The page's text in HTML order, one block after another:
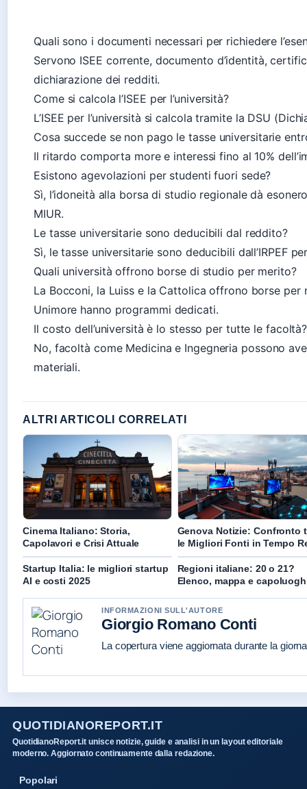
Quali sono i documenti necessari per richiedere
Servono ISEE corrente, documento d’identità,
dichiarazione dei redditi.
Come si calcola l’ISEE per l’università?
L’ISEE per l’università si calcola tramite la DSU
Cosa succede se non pago le tasse universitarie
Il ritardo comporta more e interessi fino al 10%
Esistono agevolazioni per studenti fuori sede?
Sì, l’idoneità alla borsa di studio regionale dà
MIUR.
Le tasse universitarie sono deducibili dal reddito?
Sì, le tasse universitarie sono deducibili dall’IRPEF
Quali università offrono borse di studio per merito?
La Bocconi, la Luiss e la Cattolica offrono borse
Unimore hanno programmi dedicati.
Il costo dell’università è lo stesso per tutte le facoltà?
No, facoltà come Medicina e Ingegneria possono
materiali.
ALTRI ARTICOLI CORRELATI
Cinema Italiano: Storia,
Capolavori e Crisi Attuale
Genova Notizie: Confronto
le Migliori Fonti in Tempo
Startup Italia: le migliori startup
AI e costi 2025
Regioni italiane: 20 o 21?
Elenco, mappa e
INFORMAZIONI SULL'AUTORE
Giorgio Romano Conti
La copertura viene aggiornata durante la
QUOTIDIANOREPORT.IT
QuotidianoReport.it unisce notizie, guide e analisi in un layout editoriale
moderno. Aggiornato continuamente dalla redazione.
Popolari